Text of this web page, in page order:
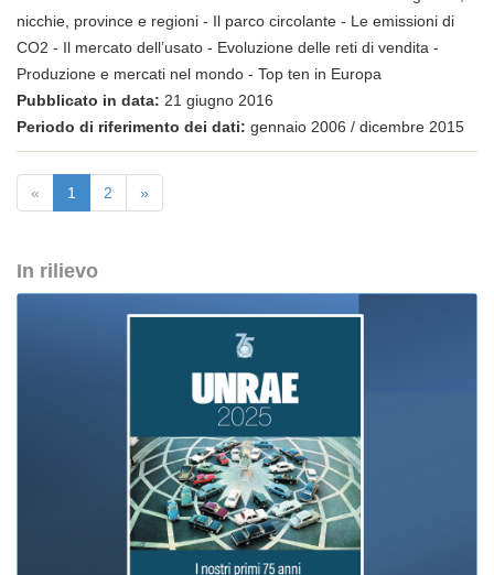
nicchie, province e regioni - Il parco circolante - Le emissioni di
CO2 - Il mercato dell’usato - Evoluzione delle reti di vendita -
Produzione e mercati nel mondo - Top ten in Europa
Pubblicato in data: 21 giugno 2016
Periodo di riferimento dei dati: gennaio 2006 / dicembre 2015
« 1 2 »
In rilievo